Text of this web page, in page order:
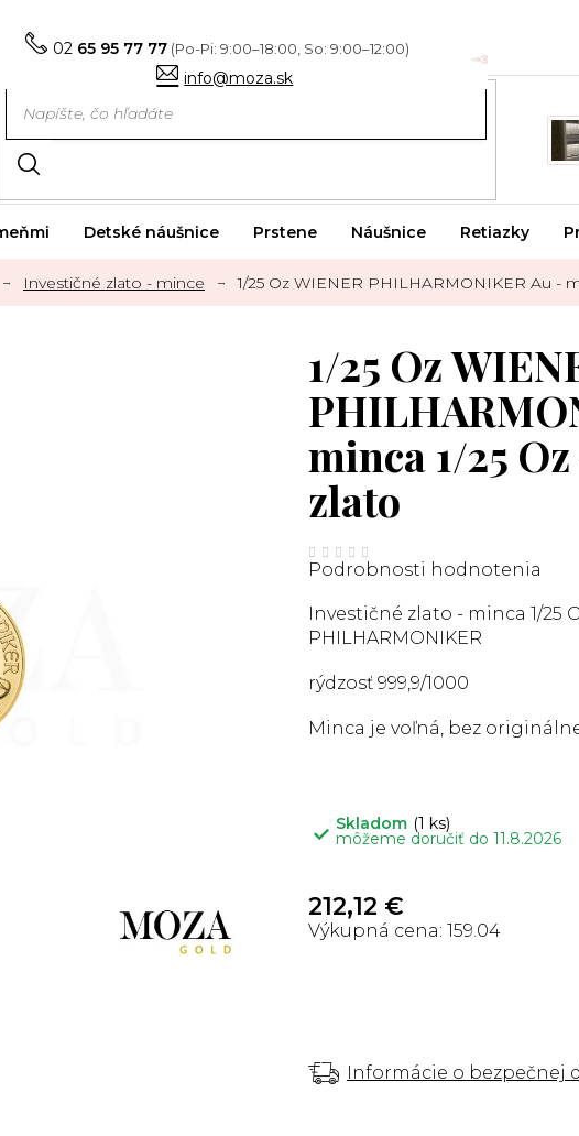
02 65 95 77 77
info@moza.sk
Detské náušnice Prstene Náušnice Retiazky
Investičné zlato - mince 1/25 Oz WIENER PHILHARMONIKER Au -
Skladom (1 ks)
môžeme doručiť do 11.8.2026
Investičné zlato - minca 1/25
PHILHARMONIKER
rýdzosť 999,9/1000
Minca je voľná, bez
Informácie o bezpečnej
1/25 Oz
minca 1/25
zlato
Priemerné
hodnotenie
produktu
0,0
z
5
hviezdičiek.
Podrobnosti hodnotenia
212,12 €
159.04